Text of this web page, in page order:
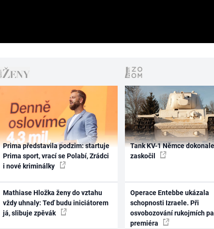
Prima představila podzim: startuje
Prima sport, vrací se Polabí, Zrádci
i nové kriminálky
Mathiase Hložka ženy do vztahu
vždy uhnaly: Teď budu iniciátorem
já, slibuje zpěvák
Tank KV-1 Němce dokonale
zaskočil
Operace Entebbe ukázala
schopnosti Izraele. Při
osvobozování rukojmích
premiéra